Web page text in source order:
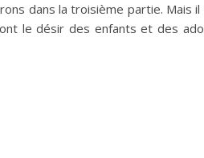
dans la troisième partie. Mais
le désir des enfants et des